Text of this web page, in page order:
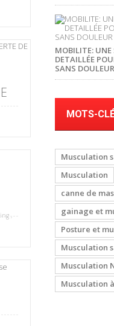
,
MOBILITE: UNE
DETAILLÉE
SANS DOULEUR
MOTS-
Musculation
Musculation
canne de
gainage et
Posture et
Musculation
Musculation
Musculation